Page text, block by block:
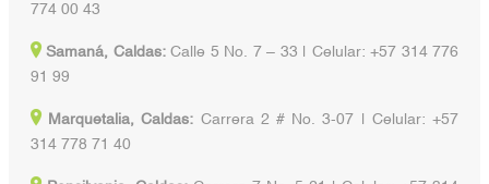
774 00 43
Samaná, Caldas:Calle 5 No. 7 – 33 | Celular: +57 314 776
91 99
Marquetalia, Caldas: Carrera 2 # No. 3-07 | Celular: +57
314 778 71 40